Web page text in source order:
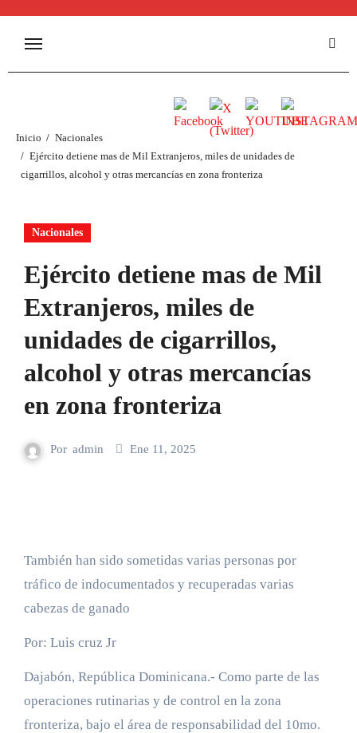
Inicio
Nacionales
Ejército detiene mas de Mil Extranjeros, miles de unidades de
cigarrillos, alcohol y otras mercancías en zona fronteriza
Nacionales
Ejército detiene mas de Mil
Extranjeros, miles de
unidades de cigarrillos,
alcohol y otras mercancías
en zona fronteriza
Por admin Ene 11, 2025
También han sido sometidas varias personas por
tráfico de indocumentados y recuperadas varias
cabezas de ganado
Por: Luis cruz Jr
Dajabón, República Dominicana.- Como parte de las
operaciones rutinarias y de control en la zona
fronteriza, bajo el área de responsabilidad del 10mo.